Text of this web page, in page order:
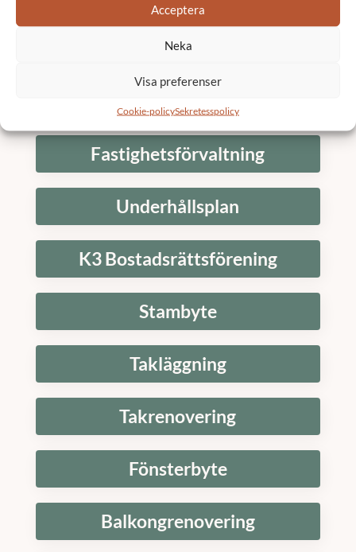
Acceptera
Neka
Visa preferenser
Cookie-policySekretesspolicy
Tjänster
Fastighetsförvaltning
Underhållsplan
K3 Bostadsrättsförening
Stambyte
Takläggning
Takrenovering
Fönsterbyte
Balkongrenovering